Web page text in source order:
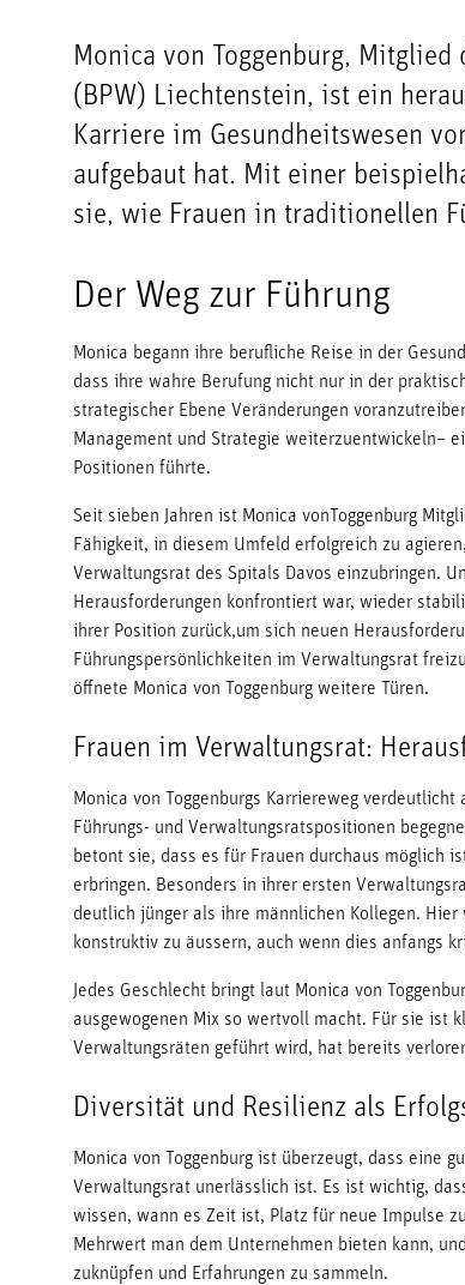
Monica von Toggenburg,
(BPW) Liechtenstein, ist ein
Karriere im Gesundheitswesen
aufgebaut hat. Mit einer
sie, wie Frauen in traditionellen
Der Weg zur Führung
Monica begann ihre berufliche Reise in der
dass ihre wahre Berufung nicht nur in der
strategischer Ebene Veränderungen
Management und Strategie weiterzuentwickeln–
Positionen führte.
Seit sieben Jahren ist Monica vonToggenburg
Fähigkeit, in diesem Umfeld erfolgreich zu
Verwaltungsrat des Spitals Davos einzubringen.
Herausforderungen konfrontiert war, wieder
ihrer Position zurück,um sich neuen
Führungspersönlichkeiten im Verwaltungsrat
öffnete Monica von Toggenburg weitere Türen.
Frauen im Verwaltungsrat:
Monica von Toggenburgs Karriereweg
Führungs- und Verwaltungsratspositionen
betont sie, dass es für Frauen durchaus möglich
erbringen. Besonders in ihrer ersten
deutlich jünger als ihre männlichen Kollegen.
konstruktiv zu äussern, auch wenn dies anfangs
Jedes Geschlecht bringt laut Monica von
ausgewogenen Mix so wertvoll macht. Für sie ist
Verwaltungsräten geführt wird, hat bereits
Diversität und Resilienz als
Monica von Toggenburg ist überzeugt, dass eine
Verwaltungsrat unerlässlich ist. Es ist wichtig,
wissen, wann es Zeit ist, Platz für neue Impulse
Mehrwert man dem Unternehmen bieten kann,
zuknüpfen und Erfahrungen zu sammeln.